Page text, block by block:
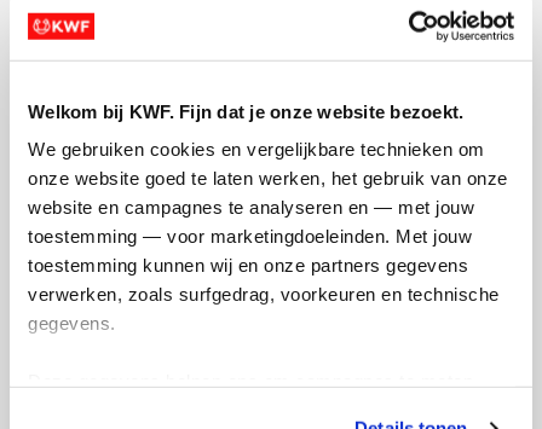
Welkom bij KWF. Fijn dat je onze website bezoekt.
We gebruiken cookies en vergelijkbare technieken om
onze website goed te laten werken, het gebruik van onze
website en campagnes te analyseren en — met jouw
toestemming — voor marketingdoeleinden. Met jouw
toestemming kunnen wij en onze partners gegevens
verwerken, zoals surfgedrag, voorkeuren en technische
gegevens.
Opgehaald
€1.151
Streefbedrag
€1.000
Doneer